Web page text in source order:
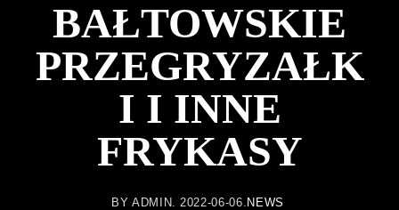
BAŁTOWSKIE
PRZEGRYZAŁK
I I INNE
FRYKASY
BYADMIN 2022-06-06 NEWS